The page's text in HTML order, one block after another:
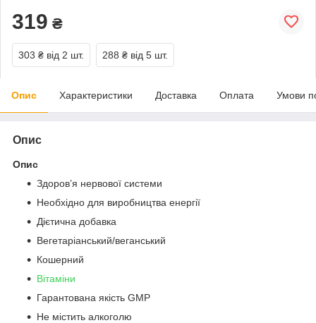
319 ₴
303 ₴ від 2 шт. 288 ₴ від 5 шт.
Опис Характеристики Доставка Оплата Умови
Опис
Опис
Здоров’я нервової системи
Необхідно для виробництва енергії
Дієтична добавка
Вегетаріанський/веганський
Кошерний
Вітаміни
Гарантована якість GMP
Не містить алкоголю